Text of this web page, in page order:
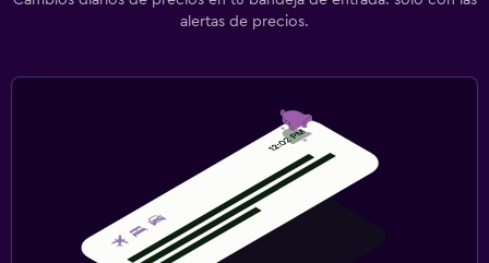
alertas de precios.